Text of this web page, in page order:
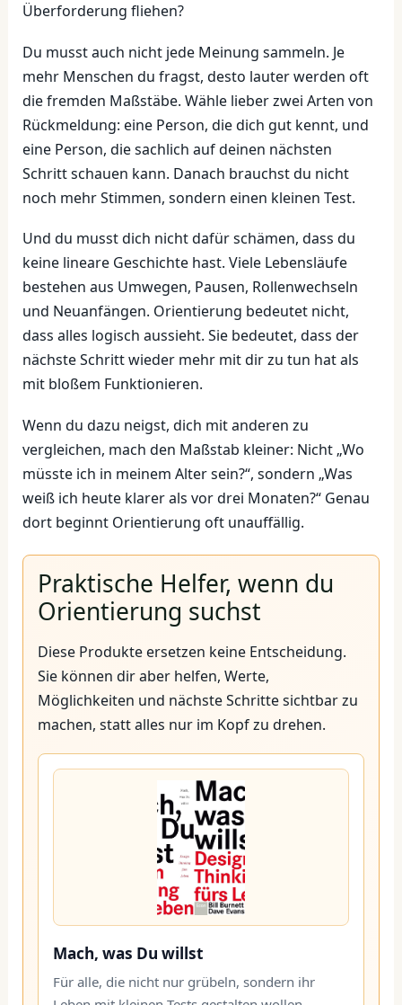
Überforderung fliehen?
Du musst auch nicht jede Meinung sammeln. Je
mehr Menschen du fragst, desto lauter werden oft
die fremden Maßstäbe. Wähle lieber zwei Arten von
Rückmeldung: eine Person, die dich gut kennt, und
eine Person, die sachlich auf deinen nächsten
Schritt schauen kann. Danach brauchst du nicht
noch mehr Stimmen, sondern einen kleinen Test.
Und du musst dich nicht dafür schämen, dass du
keine lineare Geschichte hast. Viele Lebensläufe
bestehen aus Umwegen, Pausen, Rollenwechseln
und Neuanfängen. Orientierung bedeutet nicht,
dass alles logisch aussieht. Sie bedeutet, dass der
nächste Schritt wieder mehr mit dir zu tun hat als
mit bloßem Funktionieren.
Wenn du dazu neigst, dich mit anderen zu
vergleichen, mach den Maßstab kleiner: Nicht „Wo
müsste ich in meinem Alter sein?“, sondern „Was
weiß ich heute klarer als vor drei Monaten?“ Genau
dort beginnt Orientierung oft unauffällig.
Praktische Helfer, wenn du
Orientierung suchst
Diese Produkte ersetzen keine Entscheidung.
Sie können dir aber helfen, Werte,
Möglichkeiten und nächste Schritte sichtbar zu
machen, statt alles nur im Kopf zu drehen.
Mach, was Du willst
Für alle, die nicht nur grübeln, sondern ihr